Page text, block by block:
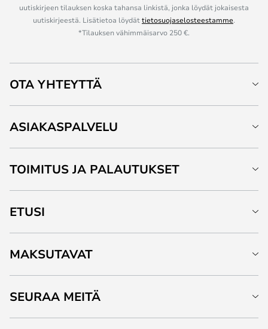
uutiskirjeen tilauksen koska tahansa linkistä, jonka löydät jokaisesta
uutiskirjeestä. Lisätietoa löydättietosuojaselosteestamme.
*Tilauksen vähimmäisarvo 250 €.
OTA YHTEYTTÄ
ASIAKASPALVELU
TOIMITUS JA PALAUTUKSET
ETUSI
MAKSUTAVAT
SEURAA MEITÄ